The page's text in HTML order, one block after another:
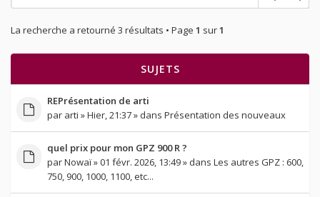
La recherche a retourné 3 résultats • Page 1 sur1
SUJETS
REPrésentation de arti
par arti » Hier, 21:37 » dans Présentation des nouveaux
quel prix pour mon GPZ 900 R ?
parNowaï» 01 févr. 2026, 13:49 » dans Les autres GPZ : 600,
750, 900, 1000, 1100, etc...